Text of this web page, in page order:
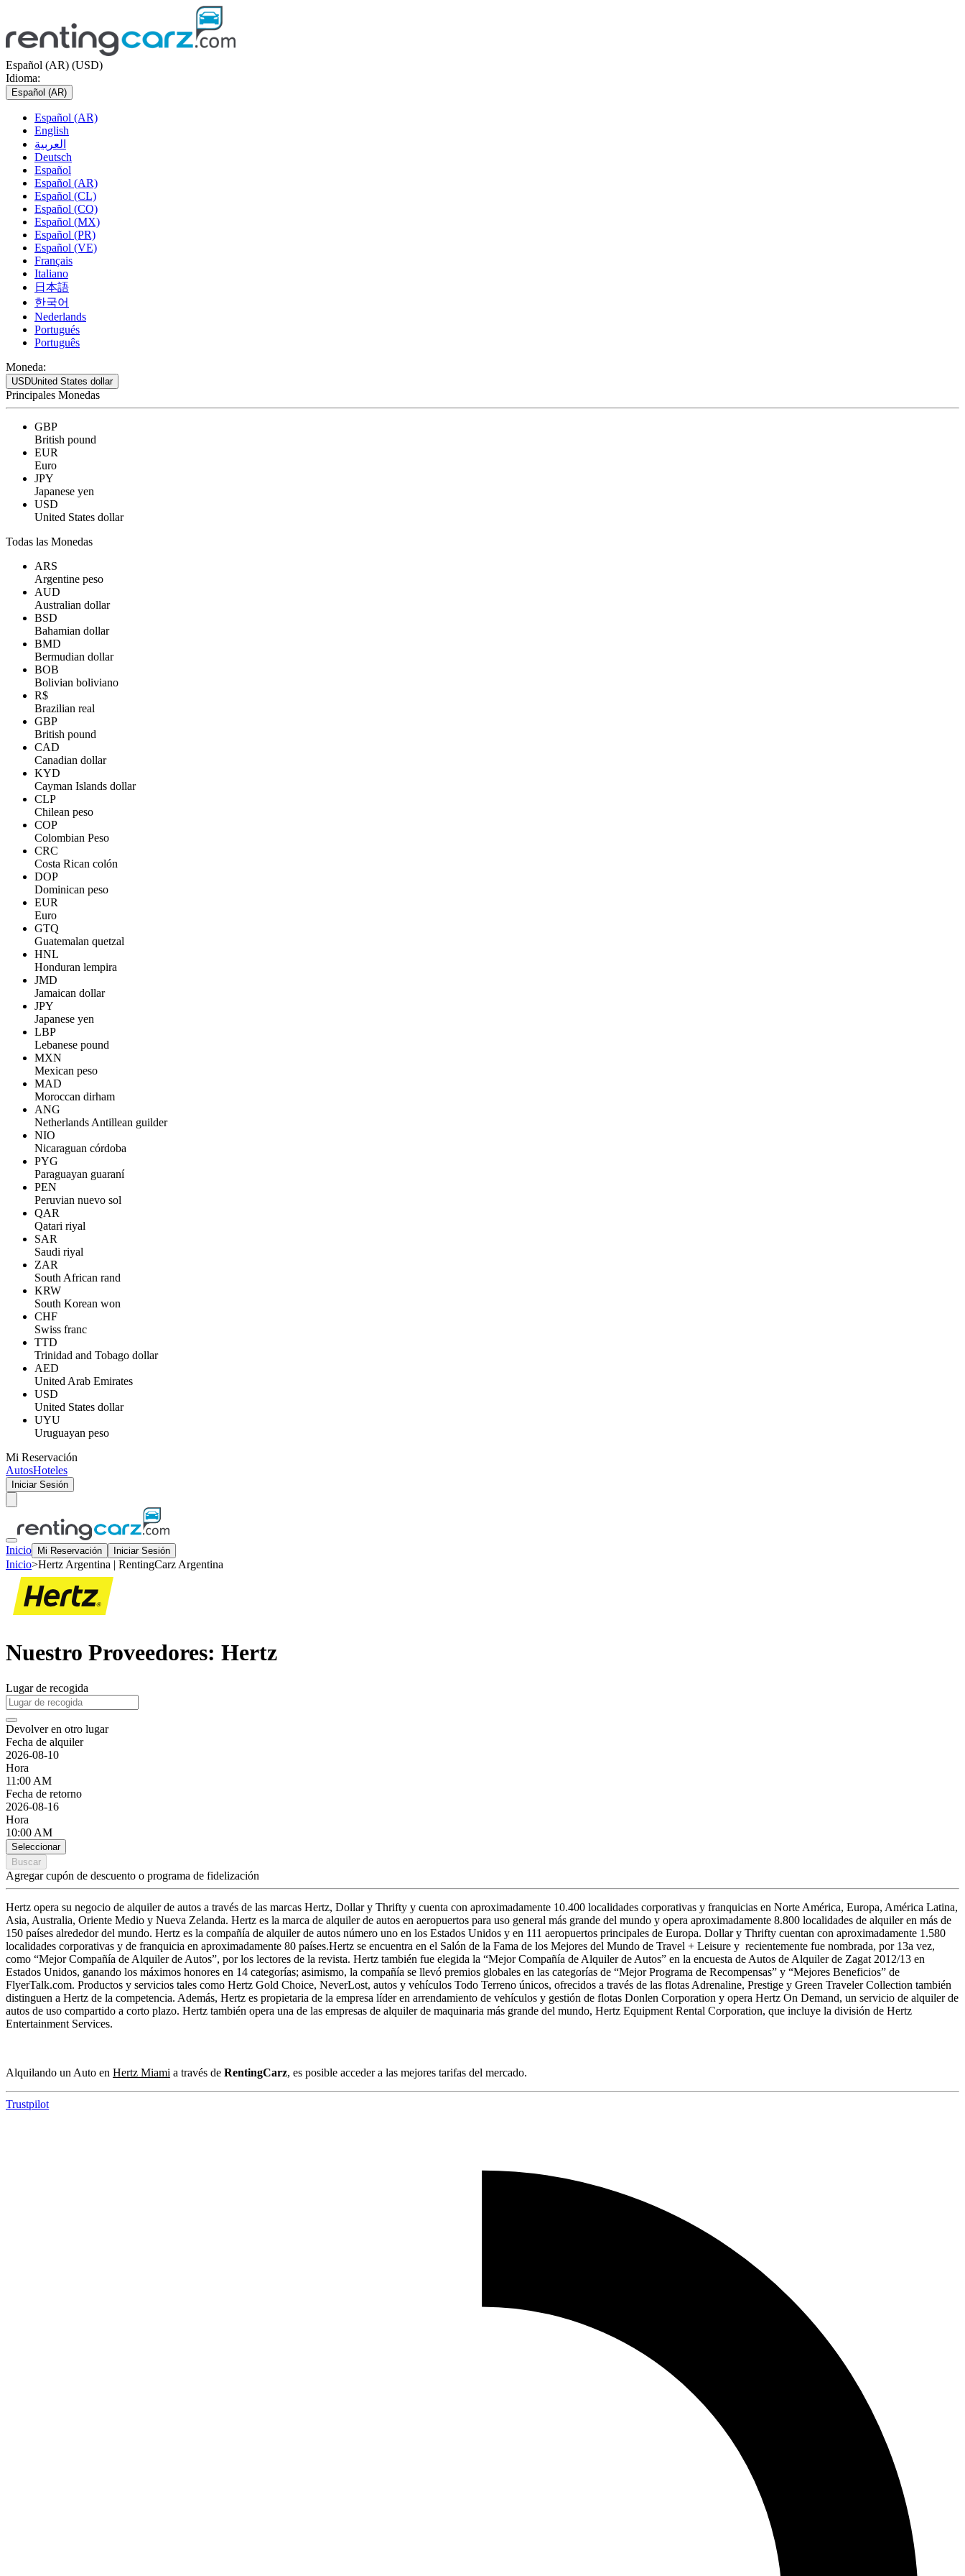
Español (AR) (USD)
Idioma:
Español (AR)
Español (AR)
English
العربية
Deutsch
Español
Español (AR)
Español (CL)
Español (CO)
Español (MX)
Español (PR)
Español (VE)
Français
Italiano
日本語
한국어
Nederlands
Portugués
Português
Moneda:
USDUnited States dollar
Principales Monedas
GBP
British pound
EUR
Euro
JPY
Japanese yen
USD
United States dollar
Todas las Monedas
ARS
Argentine peso
AUD
Australian dollar
BSD
Bahamian dollar
BMD
Bermudian dollar
BOB
Bolivian boliviano
R$
Brazilian real
GBP
British pound
CAD
Canadian dollar
KYD
Cayman Islands dollar
CLP
Chilean peso
COP
Colombian Peso
CRC
Costa Rican colón
DOP
Dominican peso
EUR
Euro
GTQ
Guatemalan quetzal
HNL
Honduran lempira
JMD
Jamaican dollar
JPY
Japanese yen
LBP
Lebanese pound
MXN
Mexican peso
MAD
Moroccan dirham
ANG
Netherlands Antillean guilder
NIO
Nicaraguan córdoba
PYG
Paraguayan guaraní
PEN
Peruvian nuevo sol
QAR
Qatari riyal
SAR
Saudi riyal
ZAR
South African rand
KRW
South Korean won
CHF
Swiss franc
TTD
Trinidad and Tobago dollar
AED
United Arab Emirates
USD
United States dollar
UYU
Uruguayan peso
Mi Reservación
AutosHoteles
Iniciar Sesión
Inicio Mi Reservación Iniciar Sesión
Inicio>Hertz Argentina | RentingCarz Argentina
Nuestro Proveedores: Hertz
Lugar de recogida
Devolver en otro lugar
Fecha de alquiler
2026-08-10
Hora
11:00 AM
Fecha de retorno
2026-08-16
Hora
10:00 AM
Seleccionar
Buscar
Agregar cupón de descuento o programa de fidelización
Hertz opera su negocio de alquiler de autos a través de las marcas Hertz, Dollar y Thrifty y cuenta con aproximadamente 10.400 localidades corporativas y franquicias en Norte América, Europa, América Latina,
Asia, Australia, Oriente Medio y Nueva Zelanda. Hertz es la marca de alquiler de autos en aeropuertos para uso general más grande del mundo y opera aproximadamente 8.800 localidades de alquiler en más de
150 países alrededor del mundo. Hertz es la compañía de alquiler de autos número uno en los Estados Unidos y en 111 aeropuertos principales de Europa. Dollar y Thrifty cuentan con aproximadamente 1.580
localidades corporativas y de franquicia en aproximadamente 80 países.Hertz se encuentra en el Salón de la Fama de los Mejores del Mundo de Travel + Leisure y recientemente fue nombrada, por 13a vez,
como “Mejor Compañía de Alquiler de Autos”, por los lectores de la revista. Hertz también fue elegida la “Mejor Compañía de Alquiler de Autos” en la encuesta de Autos de Alquiler de Zagat 2012/13 en
Estados Unidos, ganando los máximos honores en 14 categorías; asimismo, la compañía se llevó premios globales en las categorías de “Mejor Programa de Recompensas” y “Mejores Beneficios” de
FlyerTalk.com. Productos y servicios tales como Hertz Gold Choice, NeverLost, autos y vehículos Todo Terreno únicos, ofrecidos a través de las flotas Adrenaline, Prestige y Green Traveler Collection también
distinguen a Hertz de la competencia. Además, Hertz es propietaria de la empresa líder en arrendamiento de vehículos y gestión de flotas Donlen Corporation y opera Hertz On Demand, un servicio de alquiler de
autos de uso compartido a corto plazo. Hertz también opera una de las empresas de alquiler de maquinaria más grande del mundo, Hertz Equipment Rental Corporation, que incluye la división de Hertz
Entertainment Services.
Alquilando un Auto en Hertz Miami a través de RentingCarz, es posible acceder a las mejores tarifas del mercado.
Trustpilot